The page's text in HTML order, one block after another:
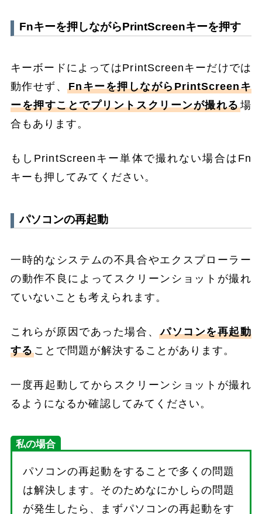
Fnキーを押しながらPrintScreenキーを押す
キーボードによってはPrintScreenキーだけでは
動作せず、Fnキーを押しながらPrintScreenキ
ーを押すことでプリントスクリーンが撮れる場
合もあります。
もしPrintScreenキー単体で撮れない場合はFn
キーも押してみてください。
パソコンの再起動
一時的なシステムの不具合やエクスプローラー
の動作不良によってスクリーンショットが撮れ
ていないことも考えられます。
これらが原因であった場合、パソコンを再起動
することで問題が解決することがあります。
一度再起動してからスクリーンショットが撮れ
るようになるか確認してみてください。
私の場合
パソコンの再起動をすることで多くの問題
は解決します。そのためなにかしらの問題
が発生したら、まずパソコンの再起動をす